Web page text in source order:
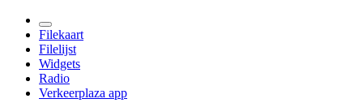
Filekaart
Filelijst
Widgets
Radio
Verkeerplaza app